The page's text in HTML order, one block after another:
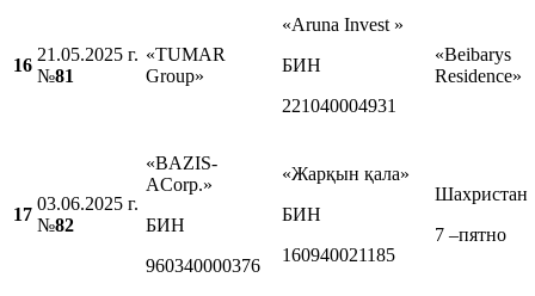
16
21.05.2025 г.
№81
«TUMAR
Group»
«Aruna Invest »
БИН
221040004931
«Beibarys
Residence»
17
03.06.2025 г.
№82
«BAZIS-
АCorp.»
БИН
960340000376
«Жарқын қала»
БИН
160940021185
Шахристан
7 –пятно